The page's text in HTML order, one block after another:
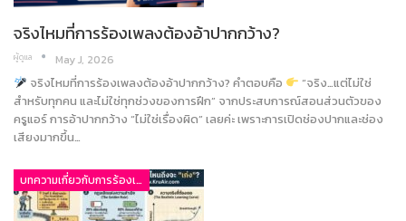
จริงไหมที่การร้องเพลงต้องอ้าปากกว้าง?
ผู้ดูแล May J, 2026
จริงไหมที่การร้องเพลงต้องอ้าปากกว้าง? คำตอบคือ
“จริง…แต่ไม่ใช่
สำหรับทุกคน และไม่ใช่ทุกช่วงของการฝึก” จากประสบการณ์สอนส่วนตัวของ
ครูแอร์ การอ้าปากกว้าง “ไม่ใช่เรื่องผิด” เลยค่ะ เพราะการเปิดช่องปากและช่อง
เสียงมากขึ้น…
บทความเกี่ยวกับการร้องเพลง